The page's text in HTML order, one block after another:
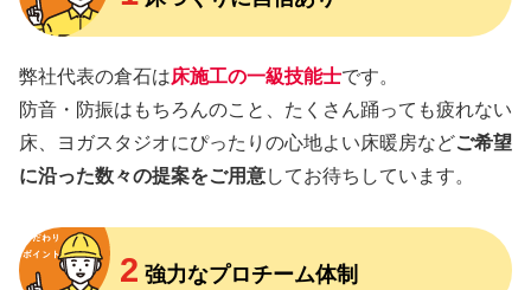
弊社代表の倉石は床施工の一級技能士です。
防音・防振はもちろんのこと、たくさん踊っても疲れない
床、ヨガスタジオにぴったりの心地よい床暖房などご希望
に沿った数々の提案をご用意してお待ちしています。
2 強力なプロチーム体制